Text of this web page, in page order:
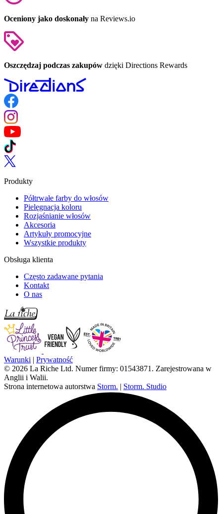
Oceniony jako doskonały na Reviews.io
Oszczędzaj podczas zakupów dzięki Directions Rewards
Follow us on Facebook
Follow us on Instagram
Follow us on YouTube
Follow us on TikTok
Follow us on Twitter
Produkty
Półtrwałe farby do włosów
Pielęgnacja koloru
Rozjaśnianie włosów
Akcesoria
Artykuły promocyjne
Wszystkie produkty
Obsługa klienta
Często zadawane pytania
Kontakt
O nas
Warunki | Prywatność
© 2026 La Riche Ltd. Numer firmy: 01543871. Zarejestrowana w
Anglii i Walii.
Strona internetowa autorstwa Storm. | Storm. Studio